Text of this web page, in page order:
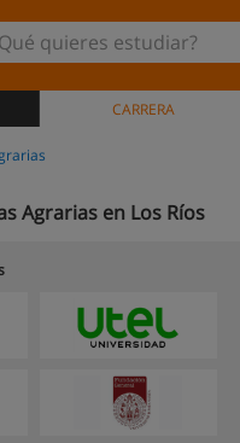
CARRERA
Agrarias en Los Ríos